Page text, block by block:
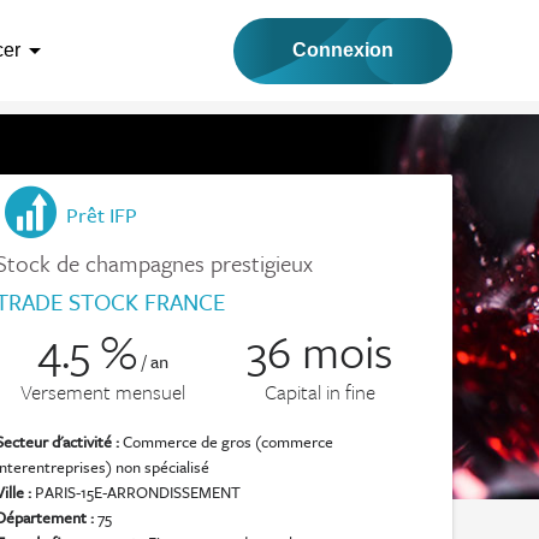
arrow_drop_down Connexion
Prêt IFP
de champagnes prestigieux
STOCK FRANCE
4.5 % / an
Versement mensuel
36 mois
Capital in fine
d'activité :Commerce de gros (commerce
non spécialisé
: PARIS-15E-ARRONDISSEMENT
:75